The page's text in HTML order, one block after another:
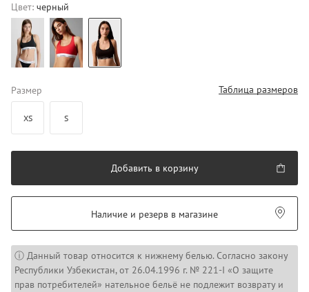
Цвет: черный
Размер Таблица размеров
XS S
Добавить в корзину
Наличие и резерв в магазине
ⓘ Данный товар относится к нижнему белью. Согласно закону
Республики Узбекистан, от 26.04.1996 г. № 221-I «О защите
прав потребителей» нательное бельё не подлежит возврату и